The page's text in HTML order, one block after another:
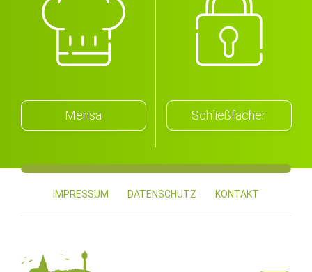
Mensa Schließfächer
IMPRESSUM DATENSCHUTZ KONTAKT